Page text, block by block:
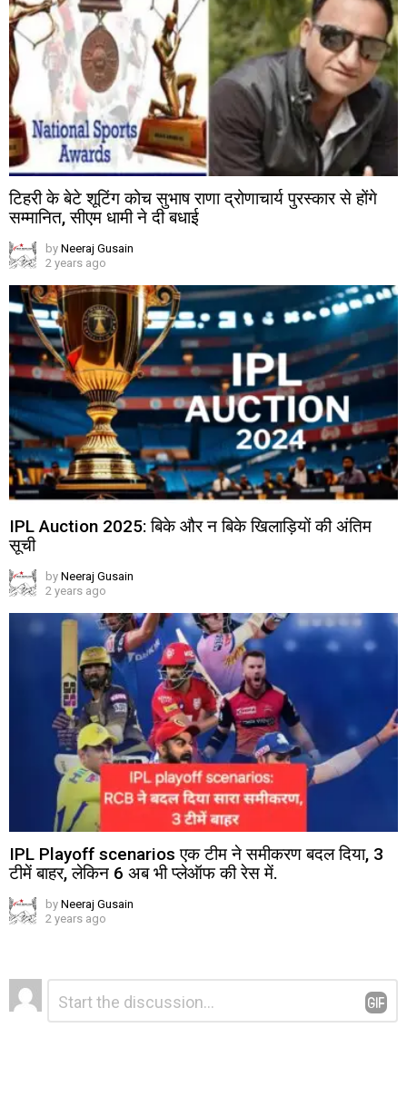
टिहरी के बेटे शूटिंग कोच सुभाष राणा द्रोणाचार्य पुरस्कार से होंगे
सम्मानित, सीएम धामी ने दी बधाई
by Neeraj Gusain
2 years ago
IPL Auction 2025: बिके और न बिके खिलाड़ियों की अंतिम
सूची
by Neeraj Gusain
2 years ago
IPL Playoff scenarios एक टीम ने समीकरण बदल दिया, 3
टीमें बाहर, लेकिन 6 अब भी प्लेऑफ की रेस में.
by Neeraj Gusain
2 years ago
Leave
a
Reply